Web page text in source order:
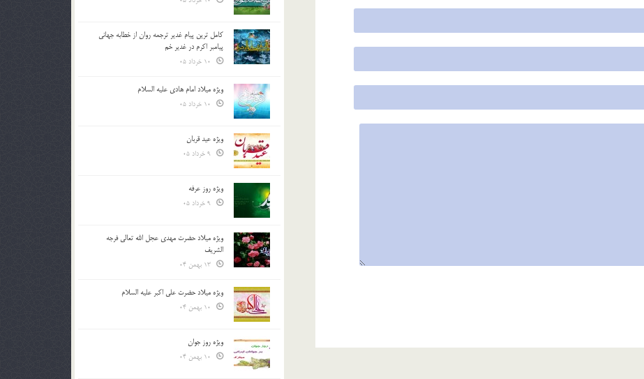
کامل ترین پیام غدیر ترجمه روان از خطابه جهانی
پیامبر اکرم در غدیر خم
ویژه میلاد امام هادی علیه السلام
ویژه عید قربان
ویژه روز عرفه
ویژه میلاد حضرت مهدی عجل الله تعالی فرجه
الشريف
ویژه میلاد حضرت علی اکبر علیه السلام
ویژه روز جوان